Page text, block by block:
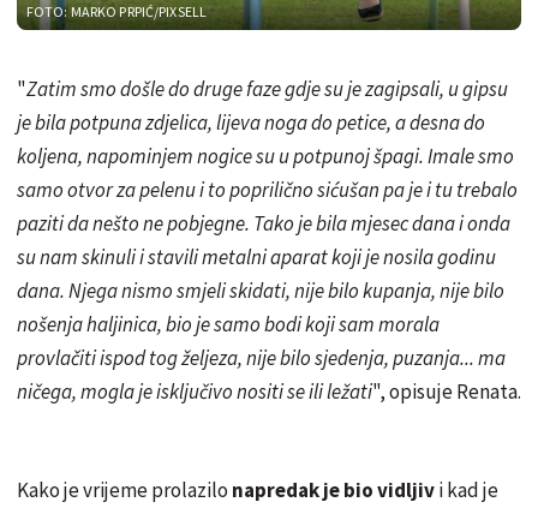
FOTO: MARKO PRPIĆ/PIXSELL
"Zatim smo došle do druge faze gdje su je zagipsali, u gipsu
je bila potpuna zdjelica, lijeva noga do petice, a desna do
koljena, napominjem nogice su u potpunoj špagi. Imale smo
samo otvor za pelenu i to poprilično sićušan pa je i tu trebalo
paziti da nešto ne pobjegne. Tako je bila mjesec dana i onda
su nam skinuli i stavili metalni aparat koji je nosila godinu
dana. Njega nismo smjeli skidati, nije bilo kupanja, nije bilo
nošenja haljinica, bio je samo bodi koji sam morala
provlačiti ispod tog željeza, nije bilo sjedenja, puzanja... ma
ničega, mogla je isključivo nositi se ili ležati", opisuje Renata.
Kako je vrijeme prolazilo napredak je bio vidljivi kad je